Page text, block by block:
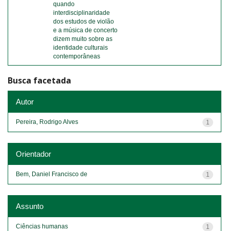
quando
interdisciplinaridade
dos estudos de violão
e a música de concerto
dizem muito sobre as
identidade culturais
contemporâneas
Busca facetada
Autor
1
Pereira, Rodrigo Alves
Orientador
1
Bem, Daniel Francisco de
Assunto
1
Ciências humanas